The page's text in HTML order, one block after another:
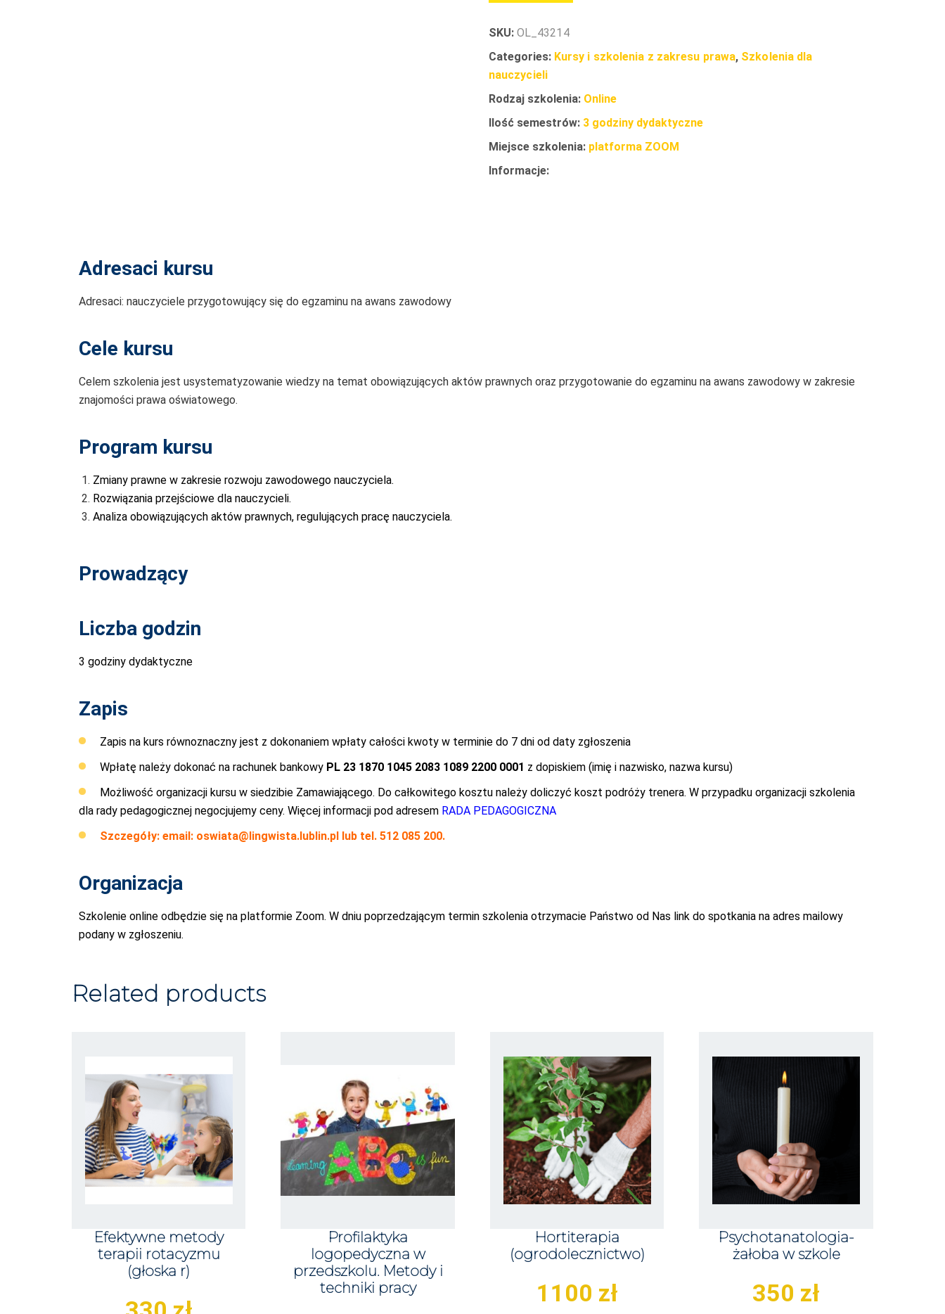
SKU: OL_43214
Categories: Kursy i szkolenia z zakresu prawa, Szkolenia dla
nauczycieli
Rodzaj szkolenia: Online
Ilość semestrów: 3 godziny dydaktyczne
Miejsce szkolenia: platforma ZOOM
Informacje:
Adresaci kursu
Adresaci: nauczyciele przygotowujący się do egzaminu na awans zawodowy
Cele kursu
Celem szkolenia jest usystematyzowanie wiedzy na temat obowiązujących aktów prawnych oraz przygotowanie do egzaminu na awans zawodowy w zakresie
znajomości prawa oświatowego.
Program kursu
Zmiany prawne w zakresie rozwoju zawodowego nauczyciela.
Rozwiązania przejściowe dla nauczycieli.
Analiza obowiązujących aktów prawnych, regulujących pracę nauczyciela.
Prowadzący
Liczba godzin
3 godziny dydaktyczne
Zapis
Zapis na kurs równoznaczny jest z dokonaniem wpłaty całości kwoty w terminie do 7 dni od daty zgłoszenia
Wpłatę należy dokonać na rachunek bankowy PL 23 1870 1045 2083 1089 2200 0001 z dopiskiem (imię i nazwisko, nazwa kursu)
Możliwość organizacji kursu w siedzibie Zamawiającego. Do całkowitego kosztu należy doliczyć koszt podróży trenera. W przypadku organizacji szkolenia
dla rady pedagogicznej negocjujemy ceny. Więcej informacji pod adresem RADA PEDAGOGICZNA
Szczegóły: email: oswiata@lingwista.lublin.pl lub tel. 512 085 200.
Organizacja
Szkolenie online odbędzie się na platformie Zoom. W dniu poprzedzającym termin szkolenia otrzymacie Państwo od Nas link do spotkania na adres mailowy
podany w zgłoszeniu.
Related products
Efektywne metody
terapii rotacyzmu
(głoska r)
Profilaktyka
logopedyczna w
przedszkolu. Metody i
techniki pracy
Hortiterapia
(ogrodolecznictwo)
1100 zł
Psychotanatologia-
żałoba w szkole
350 zł